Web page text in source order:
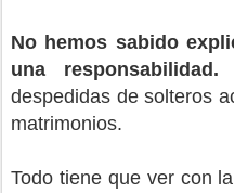
No hemos sabido
una responsabilidad.
despedidas de solteros
matrimonios.
Todo tiene que ver con